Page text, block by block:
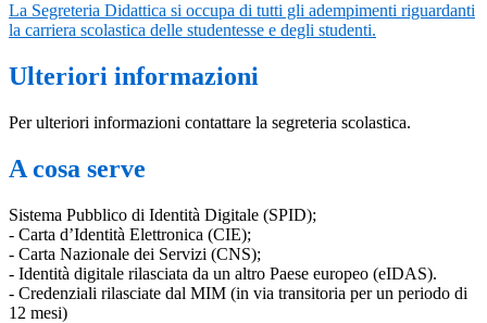
La Segreteria Didattica si occupa di tutti gli adempimenti riguardanti
la carriera scolastica delle studentesse e degli studenti.
Ulteriori informazioni
Per ulteriori informazioni contattare la segreteria scolastica.
A cosa serve
Sistema Pubblico di Identità Digitale (SPID);
- Carta d’Identità Elettronica (CIE);
- Carta Nazionale dei Servizi (CNS);
- Identità digitale rilasciata da un altro Paese europeo (eIDAS).
- Credenziali rilasciate dal MIM (in via transitoria per un periodo di
12 mesi)